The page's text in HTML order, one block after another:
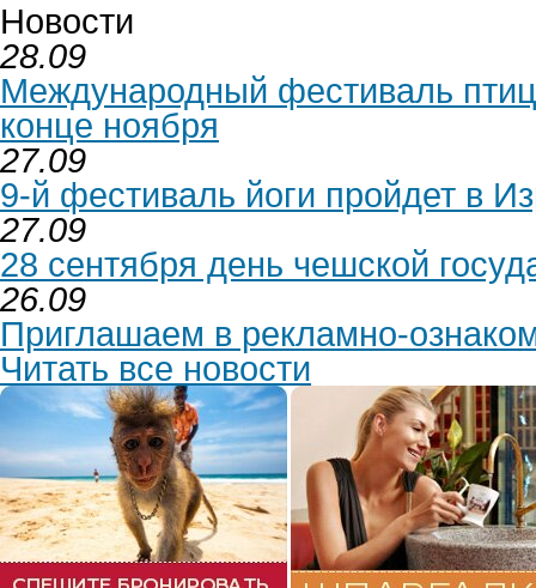
Новости
28.09
Международный фестиваль
конце ноября
27.09
9-й фестиваль йоги пройдет в
27.09
28 сентября день чешской
26.09
Приглашаем в рекламно-
Читать все новости